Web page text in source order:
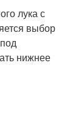
лука с
выбор
нижнее